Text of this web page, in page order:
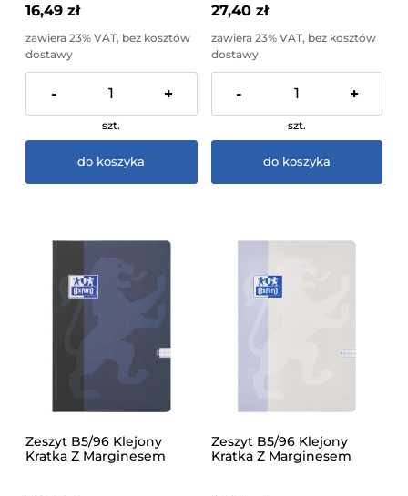
16,49 zł
zawiera 23% VAT, bez kosztów
dostawy
- +
szt.
do koszyka
27,40 zł
zawiera 23% VAT, bez kosztów
dostawy
- +
szt.
do koszyka
Zeszyt B5/96 Klejony
Kratka Z Marginesem
Zeszyt B5/96 Klejony
Kratka Z Marginesem